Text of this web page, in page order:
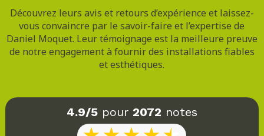
Découvrez leurs avis et retours d’expérience et laissez-
vous convaincre par le savoir-faire et l’expertise de
Daniel Moquet. Leur témoignage est la meilleure preuve
de notre engagement à fournir des installations fiables
et esthétiques.
4.9/5pour 2072 notes